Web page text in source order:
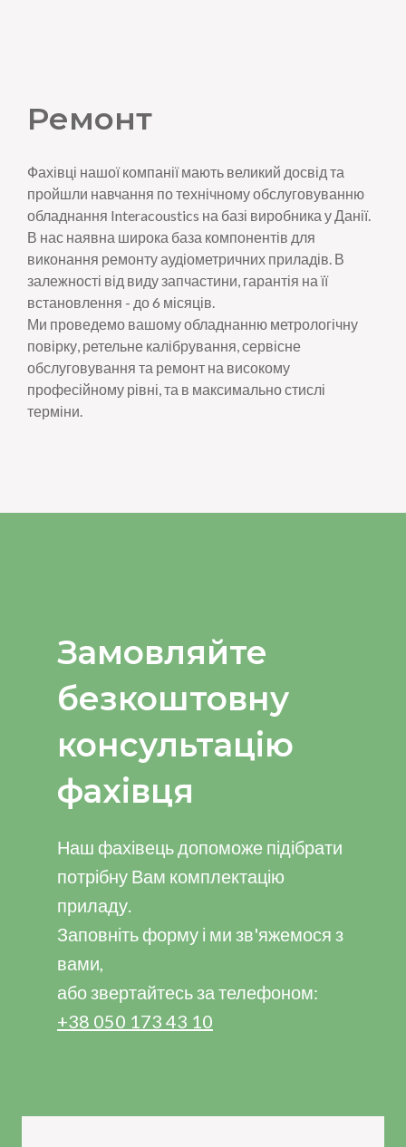
Ремонт
Фахівці нашої компанії мають великий досвід та
пройшли навчання по технічному обслуговуванню
обладнання Interacoustics на базі виробника у Данії.
В нас наявна широка база компонентів для
виконання ремонту аудіометричних приладів. В
залежності від виду запчастини, гарантія на її
встановлення - до 6 місяців.
Ми проведемо вашому обладнанню метрологічну
повірку, ретельне калібрування, сервісне
обслуговування та ремонт на високому
професійному рівні, та в максимально стислі
терміни.
Замовляйте
безкоштовну
консультацію
фахівця
Наш фахівець допоможе підібрати
потрібну Вам комплектацію
приладу.
Заповніть форму і ми зв'яжемося з
вами,
або звертайтесь за телефоном:
+38 050 173 43 10